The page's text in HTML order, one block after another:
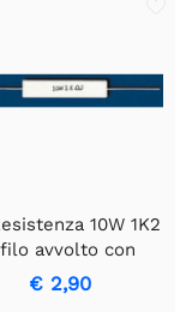
10W 1K2
avvolto con
rivestimento in
ceramica
€ 2,90